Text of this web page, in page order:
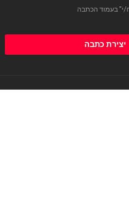
י” בעמוד הכתבה
יצירת כתבה